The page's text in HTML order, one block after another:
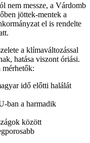
nem messze, a Várdomb
jöttek-mentek a
el is rendelte
a klímaváltozással
hatása viszont óriási.
mérhetők:
idő előtti halálát
ban a harmadik
között